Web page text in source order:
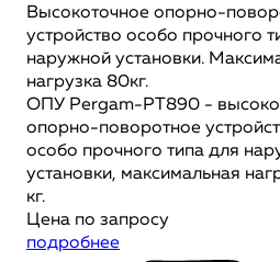
Высокоточное опорно-
устройство особо прочного
наружной установки.
нагрузка 80кг.
ОПУ Pergam-PT890 -
опорно-поворотное
особо прочного типа для
установки, максимальная
кг.
Цена по запросу
подробнее